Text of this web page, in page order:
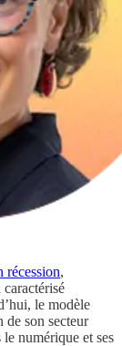
récession,
le modèle
de son secteur
numérique et ses